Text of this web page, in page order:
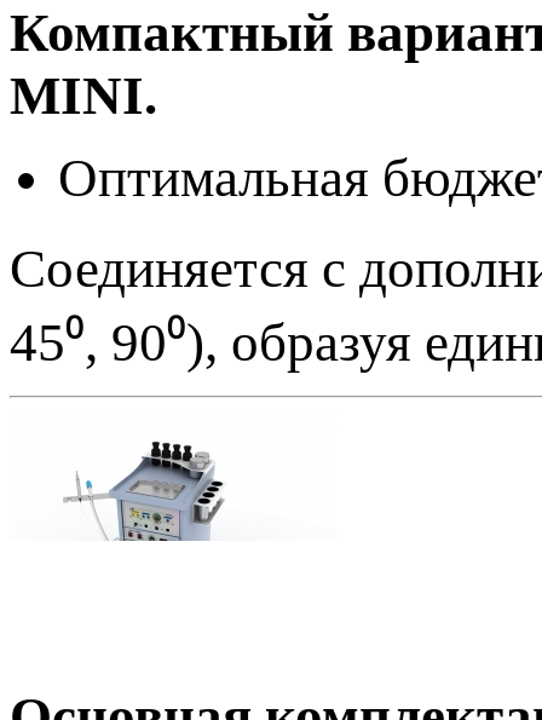
Компактный
MINI.
Оптимальная
Соединяется с
45⁰, 90⁰), образуя